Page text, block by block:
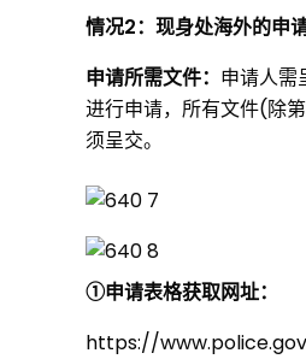
情况2：现身处海外的申
申请所需文件： 申请人需
进行申请，所有文件(除
须呈交。
①申请表格获取网址：
https://